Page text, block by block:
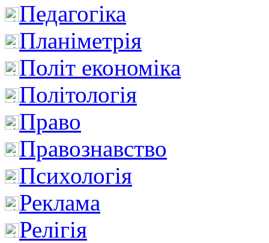
Педагогіка
Планіметрія
Політ економіка
Політологія
Право
Правознавство
Психологія
Реклама
Релігія